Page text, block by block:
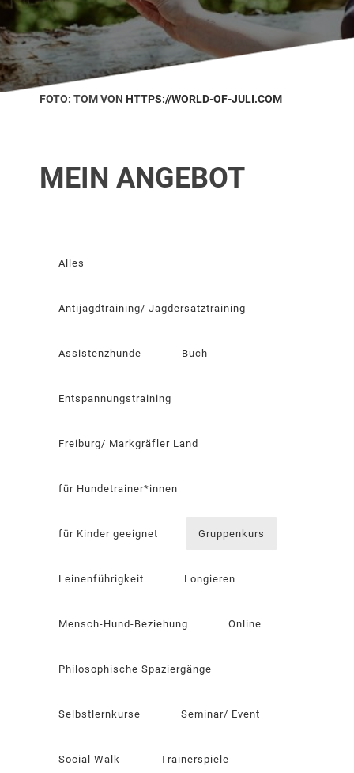
FOTO: TOM VON HTTPS://WORLD-OF-JULI.COM
MEIN ANGEBOT
Alles
Antijagdtraining/ Jagdersatztraining
Assistenzhunde Buch
Entspannungstraining
Freiburg/ Markgräfler Land
für Hundetrainer*innen
für Kinder geeignet Gruppenkurs
Leinenführigkeit Longieren
Mensch-Hund-Beziehung Online
Philosophische Spaziergänge
Selbstlernkurse Seminar/ Event
Social Walk Trainerspiele